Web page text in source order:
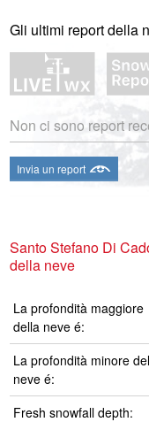
Gli ultimi report della
Non ci sono report
Invia un report
Santo Stefano Di
della neve
La profondità maggiore
della neve é:
La profondità minore
neve é:
Fresh snowfall depth: